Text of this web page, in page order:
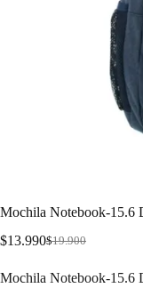
Mochila Notebook-15.6
$19.900
$13.990
Mochila Notebook-15.6